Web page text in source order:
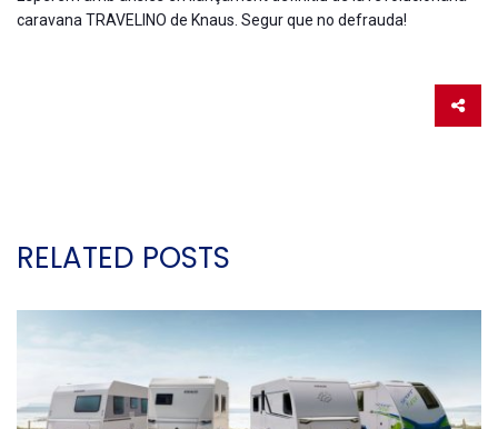
caravana TRAVELINO de Knaus. Segur que no defrauda!
RELATED POSTS